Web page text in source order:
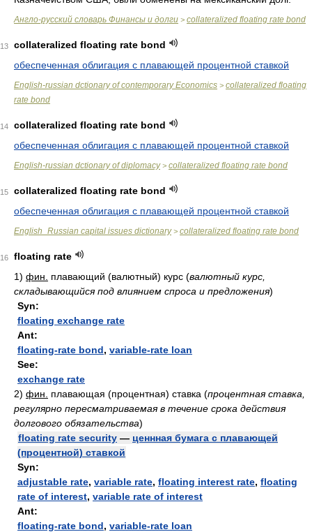
Англо-русский словарь Финансы и долги > collateralized floating rate bond
13
collateralized floating rate bond
обеспеченная облигация с плавающей процентной ставкой
English-russian dctionary of contemporary Economics > collateralized floating
rate bond
14
collateralized floating rate bond
обеспеченная облигация с плавающей процентной ставкой
English-russian dctionary of diplomacy> collateralized floating rate bond
15
collateralized floating rate bond
обеспеченная облигация с плавающей процентной ставкой
English_Russian capital issues dictionary> collateralized floating rate bond
16
floating rate
1) фин. плавающий (валютный) курс (валютный курс,
складывающийся под влиянием спроса и предложения)
Syn:
floating exchange rate
Ant:
floating-rate bond, variable-rate loan
See:
exchange rate
2) фин. плавающая (процентная) ставка (процентная ставка,
регулярно пересматриваемая в течение срока действия
долгового обязательства)
floating rate security — ценнная бумага с плавающей
(процентной) ставкой
Syn:
adjustable rate, variable rate, floating interest rate, floating
rate of interest, variable rate of interest
Ant:
floating-rate bond, variable-rate loan